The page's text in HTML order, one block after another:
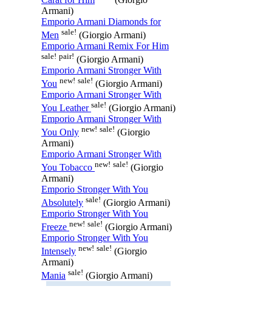
Armani)
Emporio Armani Diamonds for
Men sale! (Giorgio Armani)
Emporio Armani Remix For Him
sale! pair! (Giorgio Armani)
Emporio Armani Stronger With
You new! sale! (Giorgio Armani)
Emporio Armani Stronger With
You Leather sale! (Giorgio Armani)
Emporio Armani Stronger With
You Only new! sale! (Giorgio
Armani)
Emporio Armani Stronger With
You Tobacco new! sale! (Giorgio
Armani)
Emporio Stronger With You
Absolutely sale! (Giorgio Armani)
Emporio Stronger With You
Freeze new! sale! (Giorgio Armani)
Emporio Stronger With You
Intensely new! sale! (Giorgio
Armani)
Mania sale! (Giorgio Armani)